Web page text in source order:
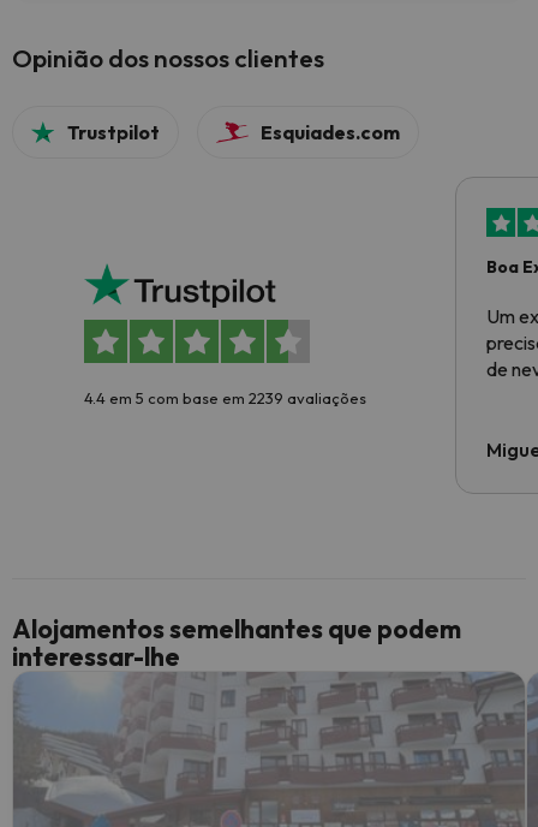
Opinião dos nossos clientes
Trustpilot Esquiades.com
4.4 em 5 com base em 2239 avaliações
Boa
Um
de
Alojamentos semelhantes que podem
interessar-lhe